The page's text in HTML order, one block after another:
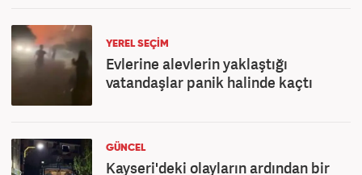
YEREL SEÇİM
Evlerine alevlerin yaklaştığı
vatandaşlar panik halinde kaçtı
GÜNCEL
Kayseri'deki olayların ardından bir